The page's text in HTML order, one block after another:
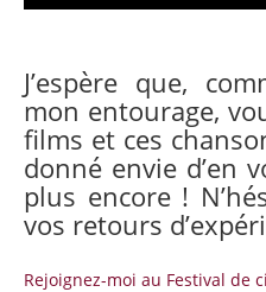
J’espère que,
mon entourage,
films et ces
donné envie d’en
plus encore !
vos retours
Rejoignez-moi au Festival de